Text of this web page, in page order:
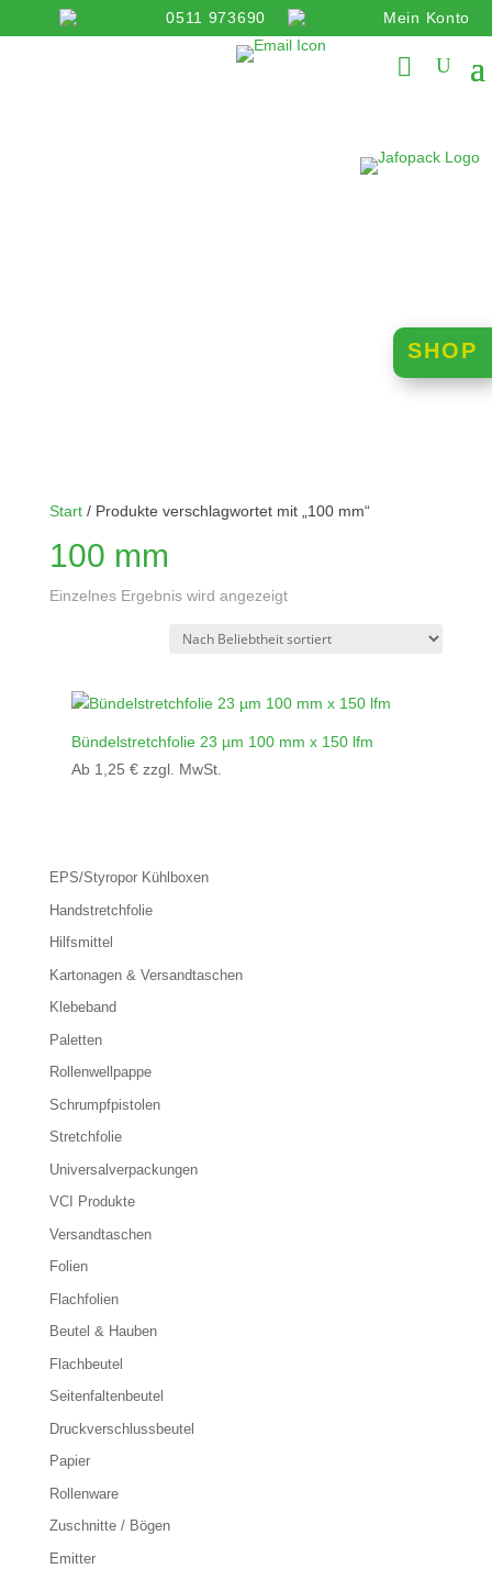
Mein Konto
0511 973690
info@jafopack.de
SHOP
Start/ Produkte verschlagwortet mit „100 mm“
100 mm
Einzelnes Ergebnis wird angezeigt
Bündelstretchfolie 23 µm 100 mm x 150 lfm
Ab 1,25 € zzgl. MwSt.
EPS/Styropor Kühlboxen
Handstretchfolie
Hilfsmittel
Kartonagen & Versandtaschen
Klebeband
Paletten
Rollenwellpappe
Schrumpfpistolen
Stretchfolie
Universalverpackungen
VCI Produkte
Versandtaschen
Folien
Flachfolien
Beutel & Hauben
Flachbeutel
Seitenfaltenbeutel
Druckverschlussbeutel
Papier
Rollenware
Zuschnitte / Bögen
Emitter